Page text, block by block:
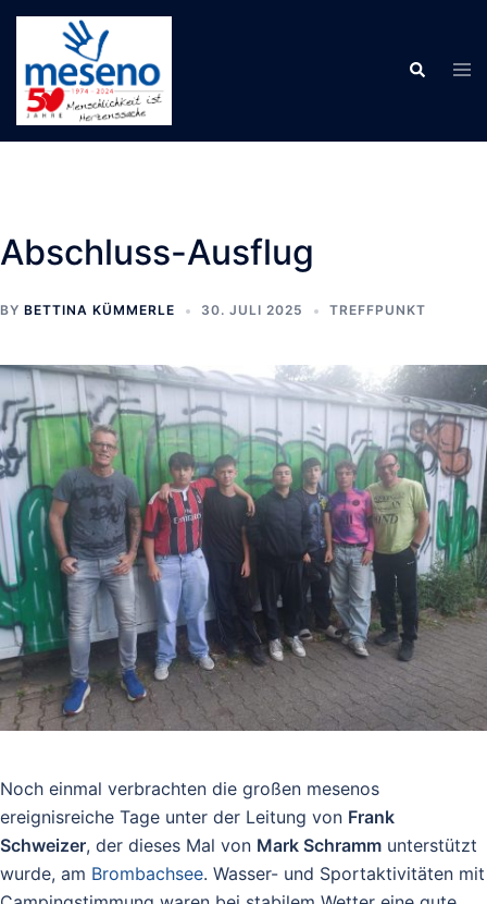
Skip
content
Search
Abschluss-Ausflug
BY BETTINA KÜMMERLE 30. JULI 2025 TREFFPUNKT
Noch einmal verbrachten die großen mesenos
ereignisreiche Tage unter der Leitung von Frank
Schweizer, der dieses Mal von Mark Schramm unterstützt
wurde, am Brombachsee. Wasser- und Sportaktivitäten mit